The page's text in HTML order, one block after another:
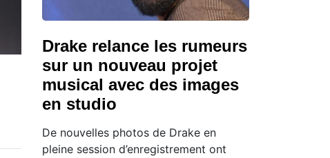
Drake relance les rumeurs
sur un nouveau projet
musical avec des images
en studio
De nouvelles photos de Drake en
pleine session d’enregistrement ont